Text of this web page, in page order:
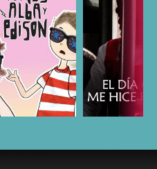
ESCUCHAR